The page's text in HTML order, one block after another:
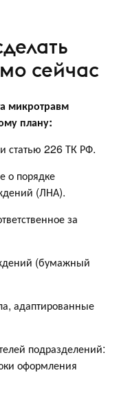
сейчас
микротравм
плану:
статью 226 ТК РФ.
о порядке
(ЛНА).
за
(бумажный
адаптированные
подразделений:
оформления